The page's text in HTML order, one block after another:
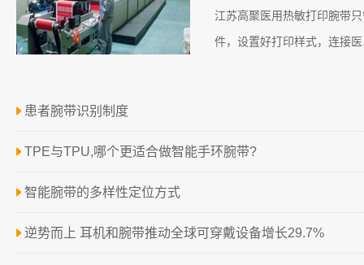
江苏高聚医用热敏打印腕带
件，设置好打印样式，连接
患者腕带识别制度
TPE与TPU,哪个更适合做智能手环腕带?
智能腕带的多样性定位方式
逆势而上 耳机和腕带推动全球可穿戴设备增长29.7%